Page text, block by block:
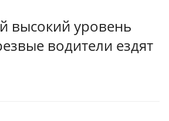
высокий уровень
водители ездят